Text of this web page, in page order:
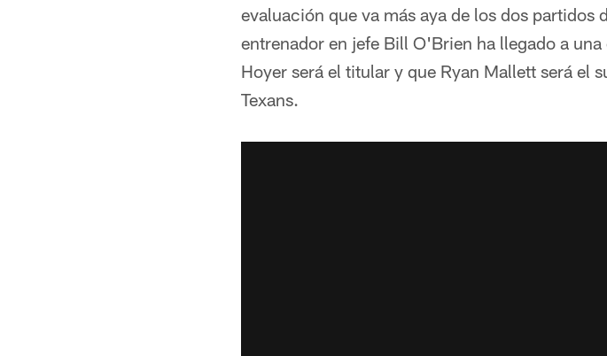
evaluación que va más aya de los dos partidos
entrenador en jefe Bill O'Brien ha llegado a
Hoyer será el titular y que Ryan Mallett será el
Texans.